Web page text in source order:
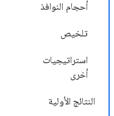
أحجام النوافذ
تلخيص
استراتيجيات
أخرى
النتائج الأولية